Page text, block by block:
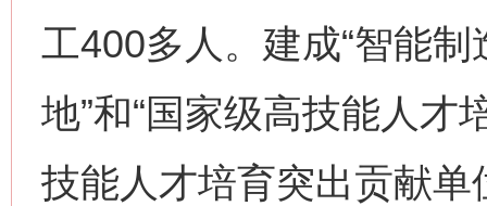
工400多人。建成“智能
地”和“国家级高技能人才
技能人才培育突出贡献单